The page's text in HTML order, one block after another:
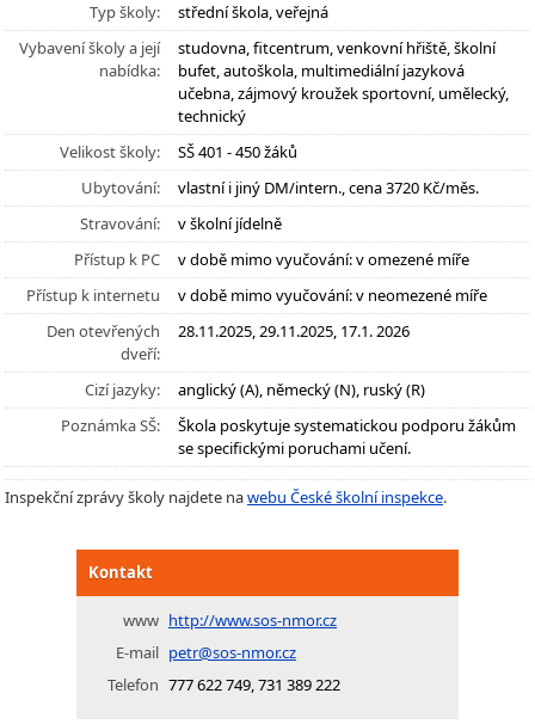
Typ školy:
střední škola, veřejná
Vybavení školy a její
nabídka:
studovna, fitcentrum, venkovní hřiště, školní
bufet, autoškola, multimediální jazyková
učebna, zájmový kroužek sportovní, umělecký,
technický
Velikost školy:
SŠ 401 - 450 žáků
Ubytování:
vlastní i jiný DM/intern., cena 3720 Kč/měs.
Stravování:
v školní jídelně
Přístup k PC
v době mimo vyučování: v omezené míře
Přístup k internetu
v době mimo vyučování: v neomezené míře
Den otevřených
dveří:
28.11.2025, 29.11.2025, 17.1. 2026
Cizí jazyky:
anglický (A), německý (N), ruský (R)
Poznámka SŠ:
Škola poskytuje systematickou podporu žákům
se specifickými poruchami učení.
Inspekční zprávy školy najdete nawebu České školní inspekce.
Kontakt
www http://www.sos-nmor.cz
E-mail petr@sos-nmor.cz
Telefon 777 622 749, 731 389 222